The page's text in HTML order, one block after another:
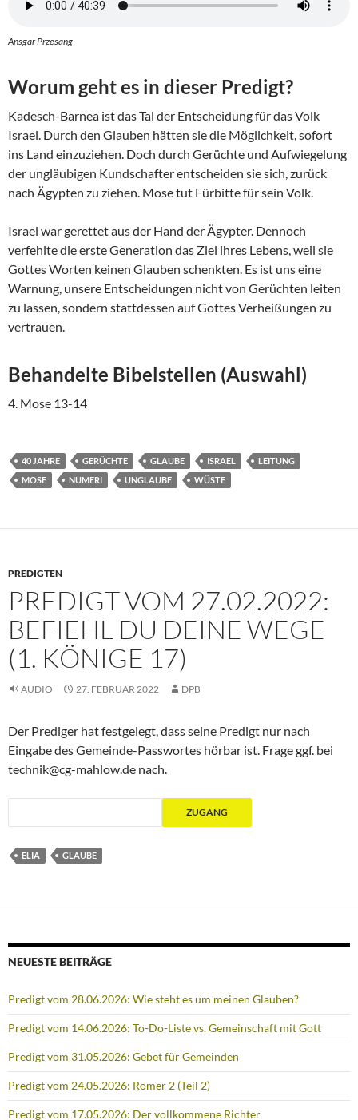
Ansgar Przesang
Worum geht es in dieser Predigt?
Kadesch-Barnea ist das Tal der Entscheidung für das Volk
Israel. Durch den Glauben hätten sie die Möglichkeit, sofort
ins Land einzuziehen. Doch durch Gerüchte und Aufwiegelung
der ungläubigen Kundschafter entscheiden sie sich, zurück
nach Ägypten zu ziehen. Mose tut Fürbitte für sein Volk.
Israel war gerettet aus der Hand der Ägypter. Dennoch
verfehlte die erste Generation das Ziel ihres Lebens, weil sie
Gottes Worten keinen Glauben schenkten. Es ist uns eine
Warnung, unsere Entscheidungen nicht von Gerüchten leiten
zu lassen, sondern stattdessen auf Gottes Verheißungen zu
vertrauen.
Behandelte Bibelstellen (Auswahl)
4. Mose 13-14
40 JAHRE GERÜCHTE GLAUBE ISRAEL
LEITUNG
MOSE
NUMERI UNGLAUBE WÜSTE
PREDIGTEN
PREDIGT VOM 27.02.2022:
BEFIEHL DU DEINE WEGE
(1. KÖNIGE 17)
AUDIO 27. FEBRUAR 2022 DPB
Der Prediger hat festgelegt, dass seine Predigt nur nach
Eingabe des Gemeinde-Passwortes hörbar ist. Frage ggf. bei
technik@cg-mahlow.de nach.
ELIA GLAUBE
NEUESTE BEITRÄGE
Predigt vom 28.06.2026: Wie steht es um meinen Glauben?
Predigt vom 14.06.2026: To-Do-Liste vs. Gemeinschaft mit Gott
Predigt vom 31.05.2026: Gebet für Gemeinden
Predigt vom 24.05.2026: Römer 2 (Teil 2)
Predigt vom 17.05.2026: Der vollkommene Richter